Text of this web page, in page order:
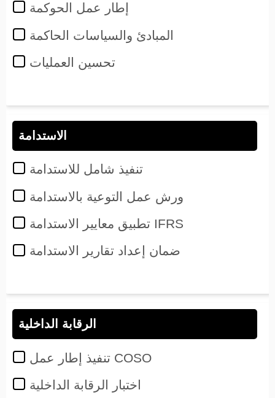
إطار عمل الحوكمة
المبادئ والسياسات الحاكمة
تحسين العمليات
الاستدامة
تنفيذ شامل للاستدامة
ورش عمل التوعية بالاستدامة
تطبيق معايير الاستدامة IFRS
ضمان إعداد تقارير الاستدامة
الرقابة الداخلية
تنفيذ إطار عمل COSO
اختبار الرقابة الداخلية